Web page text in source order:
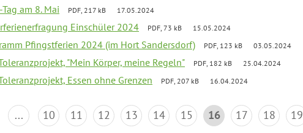
am 8. Mai PDF, 217 kB 17.05.2024
Einschüler 2024 PDF, 73 kB 15.05.2024
Pfingstferien 2024 (im Hort Sandersdorf) PDF, 123 kB 03.05.2024
"Mein Körper, meine Regeln" PDF, 182 kB 25.04.2024
Essen ohne Grenzen PDF, 207 kB 16.04.2024
... 10 11 12 13 14 15 16 17 18 19